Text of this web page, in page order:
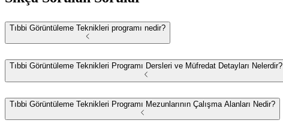
Tıbbi Görüntüleme Teknikleri programı nedir?
Tıbbi Görüntüleme Teknikleri Programı Dersleri ve Müfredat Detayları Nelerdir?
Tıbbi Görüntüleme Teknikleri Programı Mezunlarının Çalışma Alanları Nedir?